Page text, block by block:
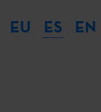
EU ES EN